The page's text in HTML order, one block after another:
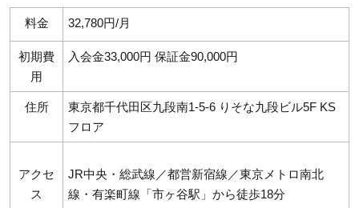
料金 32,780円/月
初期費
用
入会金33,000円 保証金90,000円
住所
東京都千代田区九段南1-5-6 りそな九段ビル5F KS
フロア
アクセ
ス
JR中央・総武線／都営新宿線／東京メトロ南北
線・有楽町線「市ヶ谷駅」から徒歩18分